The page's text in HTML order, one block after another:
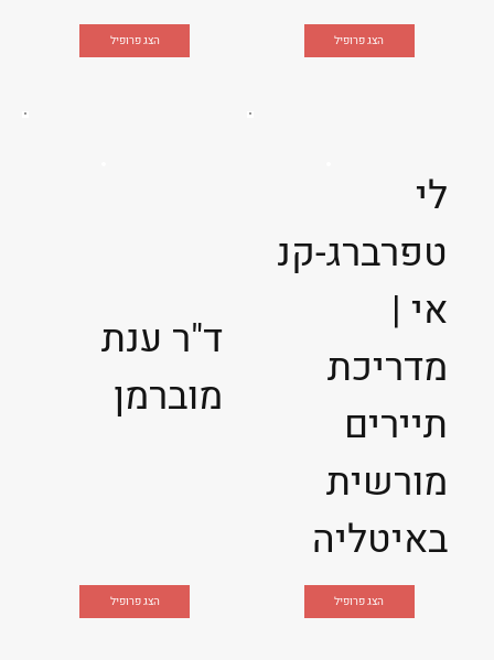
הצג פרופיל הצג פרופיל
ד"ר ענת
מוברמן
הצג פרופיל
לי
טפרברג-קנ
אי |
מדריכת
תיירים
מורשית
באיטליה
הצג פרופיל